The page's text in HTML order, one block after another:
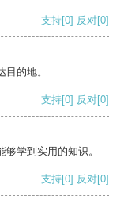
支持[0] 反对[0]
的地。
支持[0] 反对[0]
学到实用的知识。
支持[0] 反对[0]